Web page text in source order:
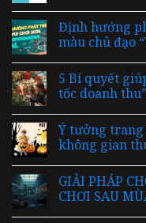
Định hướng
màu chủ đạo
5 Bí quyết
tốc doanh
Ý tưởng
không gian
GIẢI PHÁP
CHƠI SAU